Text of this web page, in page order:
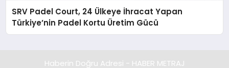
SRV Padel Court, 24 Ülkeye İhracat Yapan
Türkiye’nin Padel Kortu Üretim Gücü
Haberin Doğru Adresi - HABER METRAJ